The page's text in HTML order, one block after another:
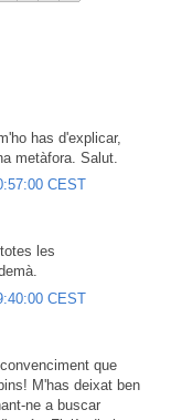
has d'explicar,
metàfora. Salut.
CEST
les
CEST
que
M'has deixat ben
ne a buscar